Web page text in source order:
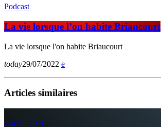
Podcast
La vie lorsque l’on habite Briaucourt
La vie lorsque l'on habite Briaucourt
today29/07/2022
Articles similaires
insert_link